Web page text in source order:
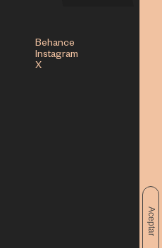
Aceptar
Behance
Instagram
X